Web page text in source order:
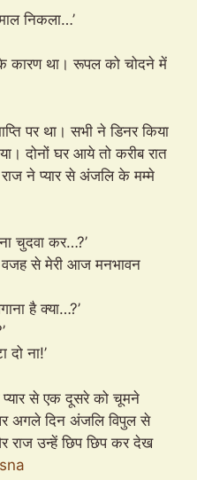
निकला…’
कारण था। रूपल को चोदने में
पर था। सभी ने डिनर किया
दोनों घर आये तो करीब रात
ने प्यार से अंजलि के मम्मे
चुदवा कर…?’
वजह से मेरी आज मनभावन
है क्या…?’
दो ना!’
प्यार से एक दूसरे को चूमने
पर अगले दिन अंजलि विपुल से
राज उन्हें छिप छिप कर देख